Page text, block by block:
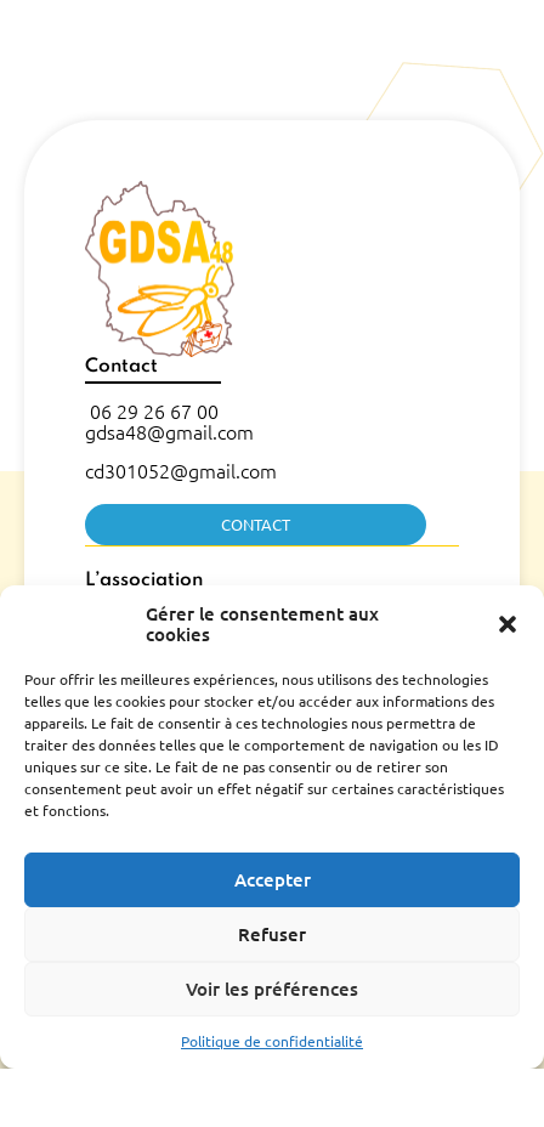
Gérer le consentement aux
cookies
Pour offrir les meilleures expériences, nous utilisons des technologies
telles que les cookies pour stocker et/ou accéder aux informations des
appareils. Le fait de consentir à ces technologies nous permettra de
traiter des données telles que le comportement de navigation ou les ID
uniques sur ce site. Le fait de ne pas consentir ou de retirer son
consentement peut avoir un effet négatif sur certaines caractéristiques
et fonctions.
Accepter
Refuser
Voir les préférences
Politique de confidentialité
Contact
06 29 26 67 00
gdsa48@gmail.com
cd301052@gmail.com
CONTACT
L’association
Qui sommes nous ?
Conseil d’administration
Le rucher école
Parrainage
Adhérer
Techniciens Sanitaires Apicoles
Santé de l’abeille
FRGDS Occitanie Section Apicole
Fiches sanitaires fnosad